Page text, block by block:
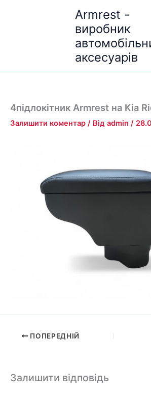
Armrest -
виробник
аксесуарів
4підлокітник Armrest на Kia
Залишити коментар / Від admin /
ПОПЕРЕДНІЙ
Залишити відповідь